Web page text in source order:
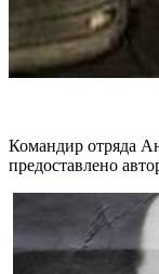
Командир отряда
предоставлено